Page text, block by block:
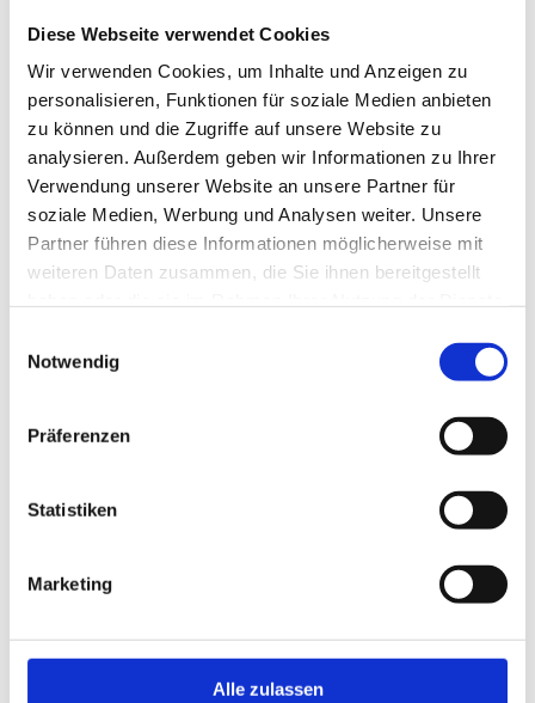
Diese Webseite verwendet Cookies
Wir verwenden Cookies, um Inhalte und Anzeigen zu
personalisieren, Funktionen für soziale Medien anbieten
zu können und die Zugriffe auf unsere Website zu
analysieren. Außerdem geben wir Informationen zu Ihrer
Verwendung unserer Website an unsere Partner für
soziale Medien, Werbung und Analysen weiter. Unsere
Partner führen diese Informationen möglicherweise mit
weiteren Daten zusammen, die Sie ihnen bereitgestellt
Notwendig
Präferenzen
Statistiken
Marketing
Alle zulassen
Apple Pay möglich machen.
Verbraucher:innen würden somit von
einer staatenübergreifenden
Zahlungslösung mit Regierungsschutz
profitieren.
Wie wird der digitale Euro
aussehen?
Der digitale Euro hat mehrere denkbare
Formate. Diese hängen immer mit einem
Geldbörse zusammen. So könnte der
EZB an die Geschäftsbanken